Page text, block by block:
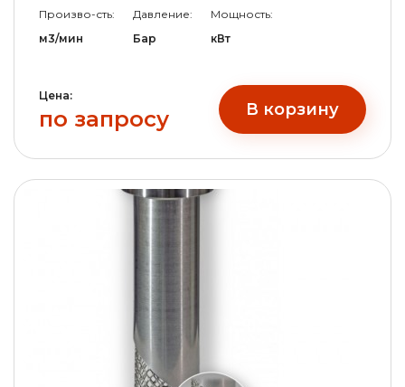
Произво-сть:
м3/мин
Давление:
Бар
Мощность:
кВт
Цена:
по запросу В корзину